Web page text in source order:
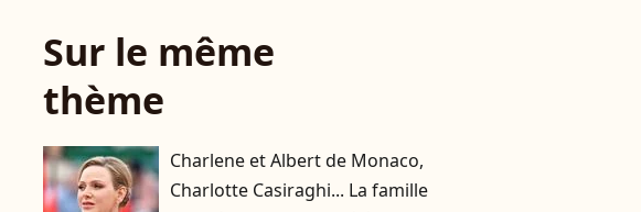
Sur le même
thème
Charlene et Albert de Monaco,
Charlotte Casiraghi... La famille